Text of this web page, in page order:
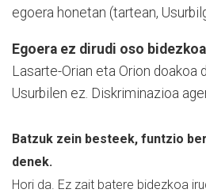
egoera honetan (tartean,
Egoera ez dirudi oso
Lasarte-Orian eta Orion doakoa
Usurbilen ez. Diskriminazioa
Batzuk zein besteek, funtzio
denek.
Hori da. Ez zait batere bidezkoa